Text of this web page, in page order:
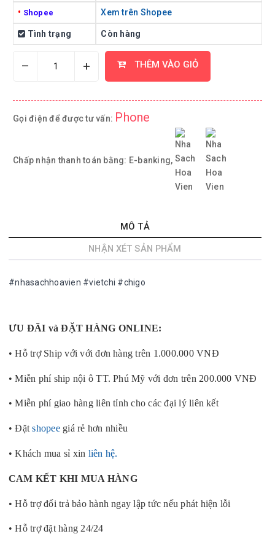
• Shopee Xem trên Shopee
Tình trạng Còn hàng
– + THÊM VÀO GIỎ
Gọi điện để được tư vấn: Phone
Chấp nhận thanh toán bằng: E-banking,
MÔ TẢ
NHẬN XÉT SẢN PHẨM
#nhasachhoavien #vietchi #chigo
ƯU ĐÃI và ĐẶT HÀNG ONLINE:
• Hỗ trợ Ship với với đơn hàng trên 1.000.000 VNĐ
• Miễn phí ship nội ô TT. Phú Mỹ với đơn trên 200.000 VNĐ
• Miễn phí giao hàng liên tỉnh cho các đại lý liên kết
• Đặtshopeegiá rẻ hơn nhiều
• Khách mua sỉ xin liên hệ.
CAM KẾT KHI MUA HÀNG
• Hỗ trợ đổi trả bảo hành ngay lập tức nếu phát hiện lỗi
• Hỗ trợ đặt hàng 24/24